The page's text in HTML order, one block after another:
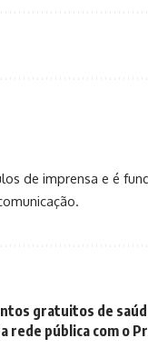
de imprensa e é
gratuitos de
rede pública com o